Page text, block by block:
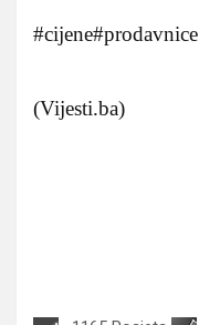
#cijene#prodavnice
(Vijesti.ba)